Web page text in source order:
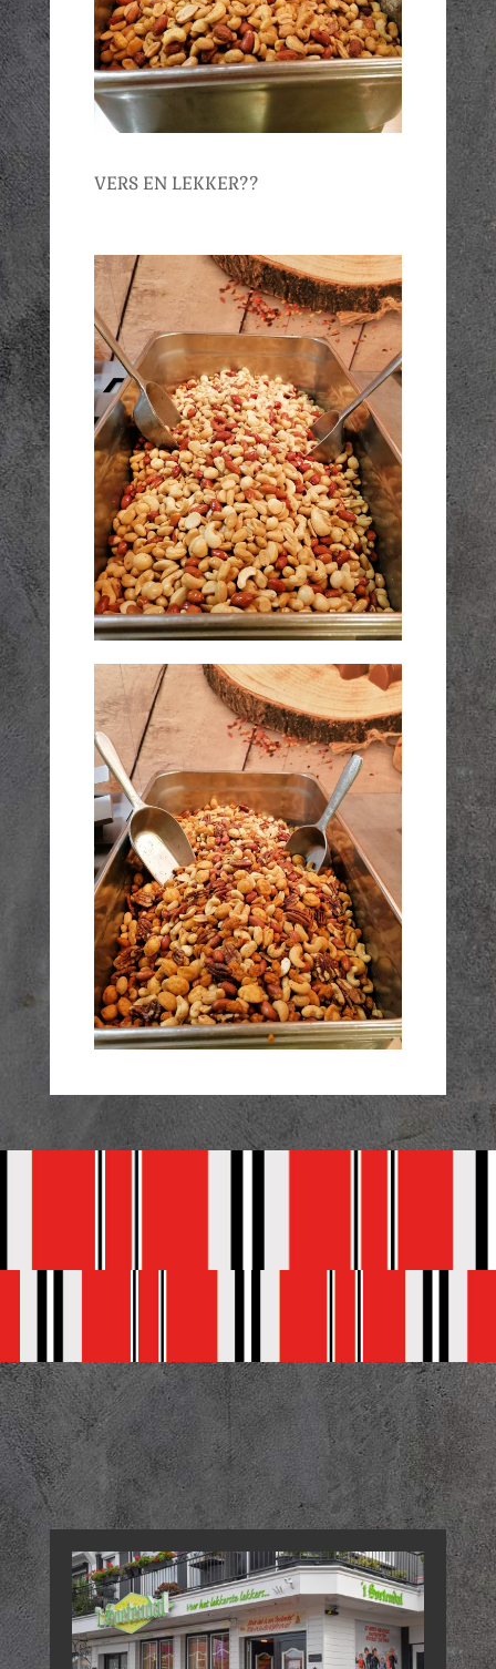
VERS EN LEKKER??